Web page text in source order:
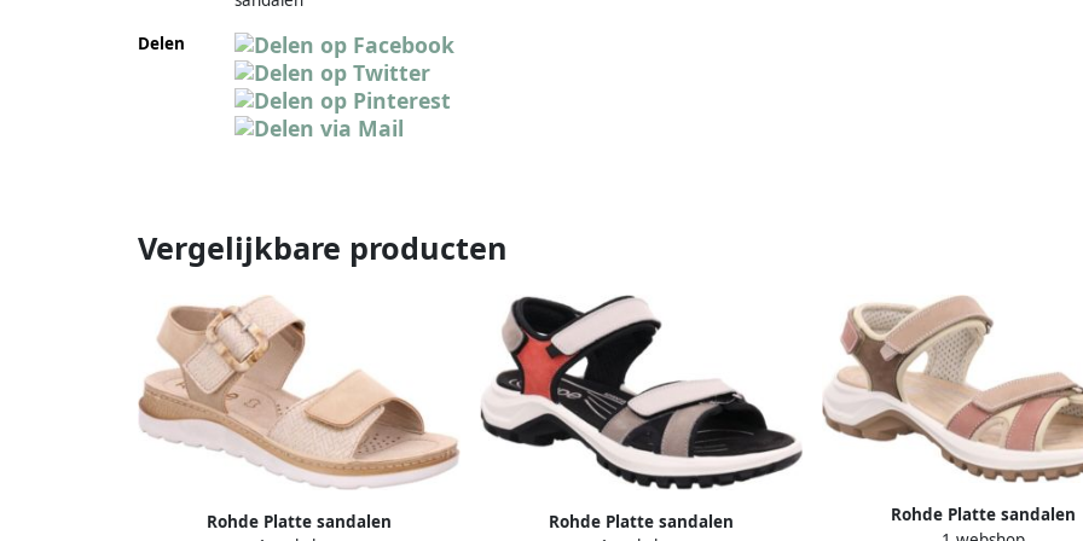
Delen
Vergelijkbare producten
Rohde Platte sandalen
Rohde Platte sandalen
Rohde Platte sandalen